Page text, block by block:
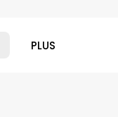
PLUS